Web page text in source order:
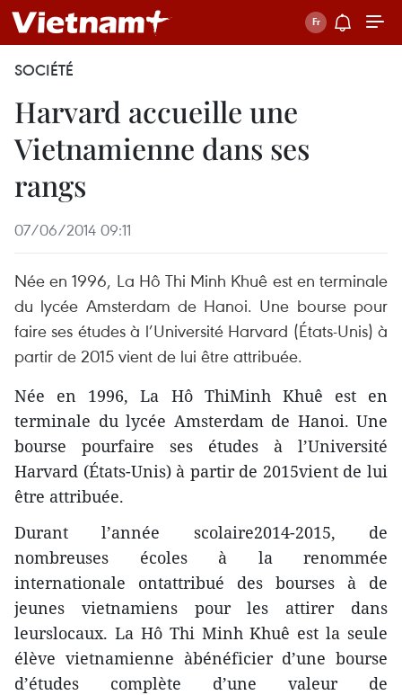
SOCIÉTÉ
Harvard accueille une
Vietnamienne dans ses
rangs
07/06/2014 09:11
Née en 1996, La Hô Thi Minh Khuê est en terminale
du lycée Amsterdam de Hanoi. Une bourse pour
faire ses études à l’Université Harvard (États-Unis) à
partir de 2015 vient de lui être attribuée.
Née en 1996, La Hô ThiMinh Khuê est en
terminale du lycée Amsterdam de Hanoi. Une
bourse pourfaire ses études à l’Université
Harvard (États-Unis) à partir de 2015vient de lui
être attribuée.
Durant l’année scolaire2014-2015, de
nombreuses écoles à la renommée
internationale ontattribué des bourses à de
jeunes vietnamiens pour les attirer dans
leurslocaux. La Hô Thi Minh Khuê est la seule
élève vietnamienne àbénéficier d’une bourse
d’études complète d’une valeur de